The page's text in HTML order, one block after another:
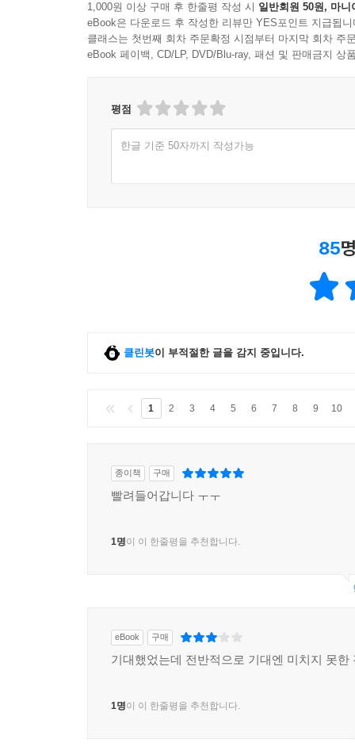
1,000원 이상 구매 후 한줄평 작성 시 일반회원 50원, 마니
eBook은 다운로드 후 작성한 리뷰만 YES포인트 지급됩니
클래스는 첫번째 회차 주문확정 시점부터 마지막 회차 주
eBook 페이백, CD/LP, DVD/Blu-ray, 패션 및 판매금지 상
평점
한글 기준 50자까지 작성가능
85
클린봇이 부적절한 글을 감지 중입니다.
1 2 3 4 5 6 7 8 9 10
종이책 구매
빨려들어갑니다 ㅜㅜ
1명이 이 한줄평을 추천합니다.
eBook 구매
기대했었는데 전반적으로 기대엔 미치지 못한
1명이 이 한줄평을 추천합니다.